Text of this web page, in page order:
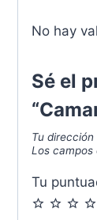
No hay
Sé el
Tu
Los campos
Tu